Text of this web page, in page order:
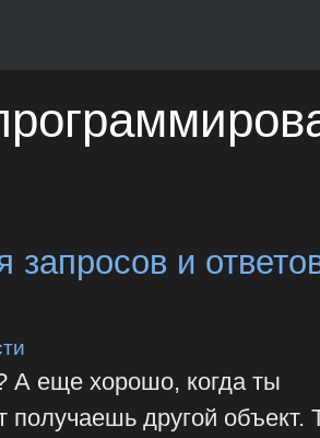
и
А еще хорошо, когда ты
получаешь другой объект.